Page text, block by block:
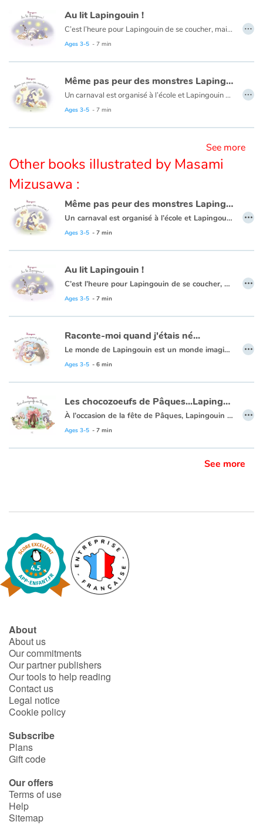
Au lit Lapingouin !
C’est l’heure pour Lapingouin de se coucher, mais il a tendance à trainer les nageoires pour y aller. Alors il fait tout pour gagner du temps, cherchant milles excuses, malgré les rappels de sa maman. À force de l’attendre, celle-ci s’endort dans son lit sans qu’il s’en rende compte. Occupé à chercher « Moudoux », son papa lui demande ce qu’il est en train de faire. Tout coi, il réfléchit et n’arrive pas à se souvenir ce que lui avait demandé de faire sa maman. Un traité illustratif d’une grande finesse tout en douceur.
Ages 3-5 - 7 min
…
Même pas peur des monstres Lapingouin
Un carnaval est organisé à l’école et Lapingouin décide de se déguiser en monstre. Mais il n’arrive pas à en choisir un. Il y a tellement de monstres différents. Préoccupé, Lapingouin en rêve toute la nuit. Mais le monstre de son cauchemar ne fait même pas peur. il est très gentil et tout triste d’être seul, sans amis parce qu’il est un monstre. Au réveil, Lapingouin change d’avis : Malapin lui fabriquera un autre costume qui surprendra tous ses copingouins. Et oui, c’est trop dur d’être un monstre.
Ages 3-5 - 7 min
…
See more
Other books illustrated by Masami
Mizusawa :
Même pas peur des monstres Lapingouin
Un carnaval est organisé à l’école et Lapingouin décide de se déguiser en monstre. Mais il n’arrive pas à en choisir un. Il y a tellement de monstres différents. Préoccupé, Lapingouin en rêve toute la nuit. Mais le monstre de son cauchemar ne fait même pas peur. il est très gentil et tout triste d’être seul, sans amis parce qu’il est un monstre. Au réveil, Lapingouin change d’avis : Malapin lui fabriquera un autre costume qui surprendra tous ses copingouins. Et oui, c’est trop dur d’être un monstre.
Ages 3-5 - 7 min
…
Au lit Lapingouin !
C’est l’heure pour Lapingouin de se coucher, mais il a tendance à trainer les nageoires pour y aller. Alors il fait tout pour gagner du temps, cherchant milles excuses, malgré les rappels de sa maman. À force de l’attendre, celle-ci s’endort dans son lit sans qu’il s’en rende compte. Occupé à chercher « Moudoux », son papa lui demande ce qu’il est en train de faire. Tout coi, il réfléchit et n’arrive pas à se souvenir ce que lui avait demandé de faire sa maman. Un traité illustratif d’une grande finesse tout en douceur.
Ages 3-5 - 7 min
…
Raconte-moi quand j'étais né...
Le monde de Lapingouin est un monde imaginaire où sa nature hybride, croisement entre un lapin et un pingouin, et celle de ses amis, évoquent la richesse et la transmission de la mixité. Lapingouin retrouve son album de naissance et pose un tas de questions à ses parents.
Ages 3-5 - 6 min
…
Les chocozoeufs de Pâques...Lapingouin
À l’occasion de la fête de Pâques, Lapingouin et sa classe visitent la coqolaterie du Chocochef. Ils vont enfin découvrir comment sont fabriqués les chocozœufs. Mais le Chocochef va-t-il leur dévoiler tous ses secrets ?
Ages 3-5 - 7 min
…
See more
About
About us
Our commitments
Our partner publishers
Our tools to help reading
Contact us
Legal notice
Cookie policy
Subscribe
Plans
Gift code
Our offers
Terms of use
Help
Sitemap